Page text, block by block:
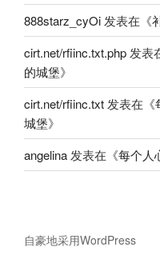
888starz_cyOi 发表在《
cirt.net/rfiinc.txt.php 发表
的城堡》
cirt.net/rfiinc.txt 发表在《
城堡》
angelina 发表在《每个人
自豪地采用WordPress